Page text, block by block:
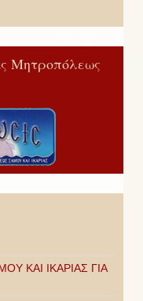
Μητροπόλεως
ΚΑΙ ΙΚΑΡΙΑΣ ΓΙΑ